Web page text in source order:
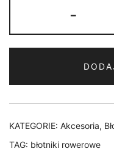
-
KATEGORIE: Akcesoria,
TAG: błotniki rowerowe